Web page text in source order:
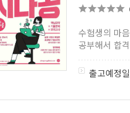
수험생의 마
공부해서 합
출고예정